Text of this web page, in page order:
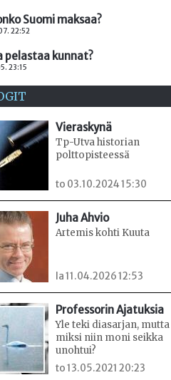
Suomi maksaa?
22:52
pelastaa kunnat?
23:15
Vieraskynä
Tp-Utva historian
polttopisteessä
to 03.10.2024 15:30
Juha Ahvio
Artemis kohti Kuuta
la 11.04.2026 12:53
Professorin Ajatuksia
Yle teki diasarjan, mutta
miksi niin moni seikka
unohtui?
to 13.05.2021 20:23